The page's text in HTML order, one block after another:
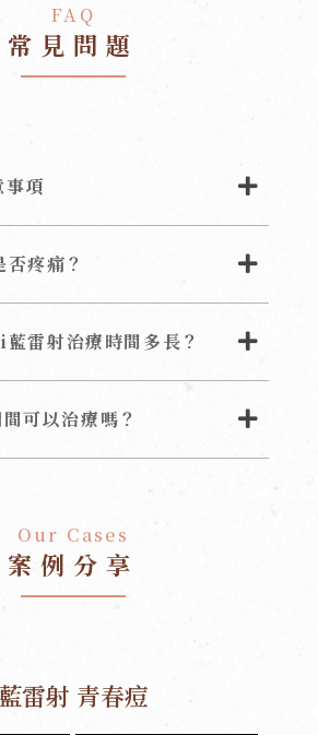
FAQ
常見問題
項
疼痛？
雷射治療時間多長？
可以治療嗎？
Our Cases
案例分享
藍雷射 青春痘